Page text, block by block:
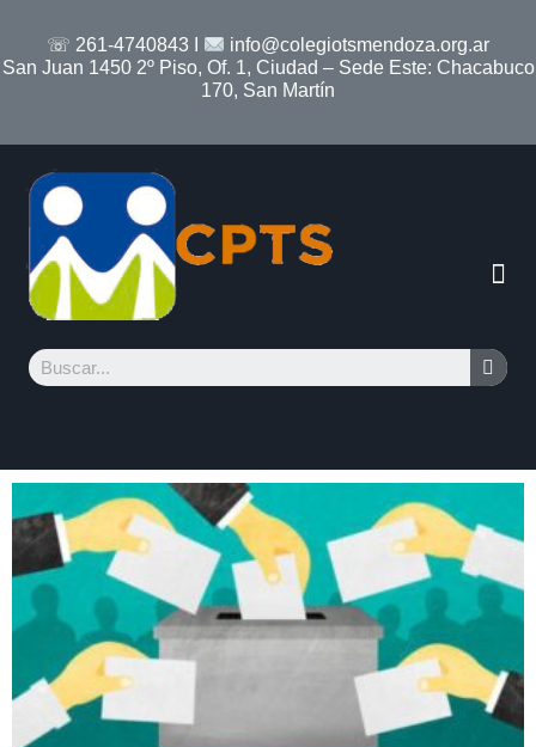
☏ 261-4740843 I
info@colegiotsmendoza.org.ar
San Juan 1450 2º Piso, Of. 1, Ciudad – Sede Este: Chacabuco
170, San Martín